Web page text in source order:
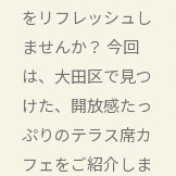
をリフレッシュし
ませんか？ 今回
は、大田区で見つ
けた、開放感たっ
ぷりのテラス席カ
フェをご紹介しま